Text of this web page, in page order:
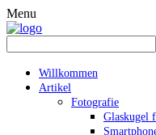
Menu
Willkommen
Artikel
Fotografie
Glaskugel